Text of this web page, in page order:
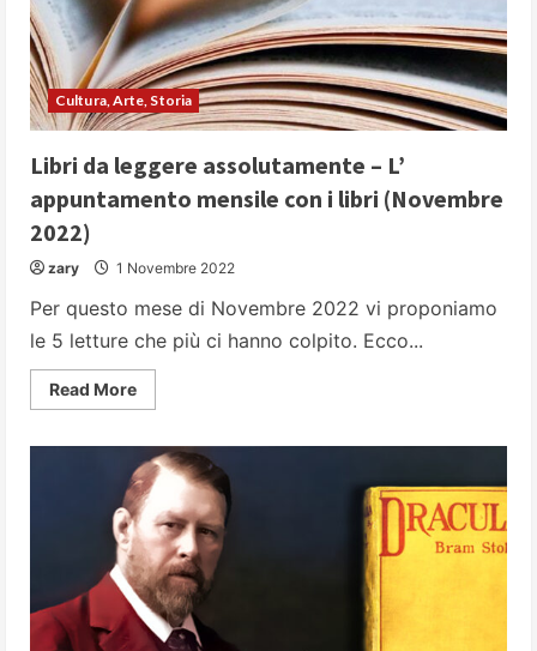
Cultura, Arte, Storia
Libri da leggere assolutamente – L’
appuntamento mensile con i libri (Novembre
2022)
zary 1 Novembre 2022
Per questo mese di Novembre 2022 vi proponiamo
le 5 letture che più ci hanno colpito. Ecco...
Read MoreRead
more
da
leggere
assolutamente
–
L’
appuntamento
mensile
con
i
libri
(Novembre
2022)